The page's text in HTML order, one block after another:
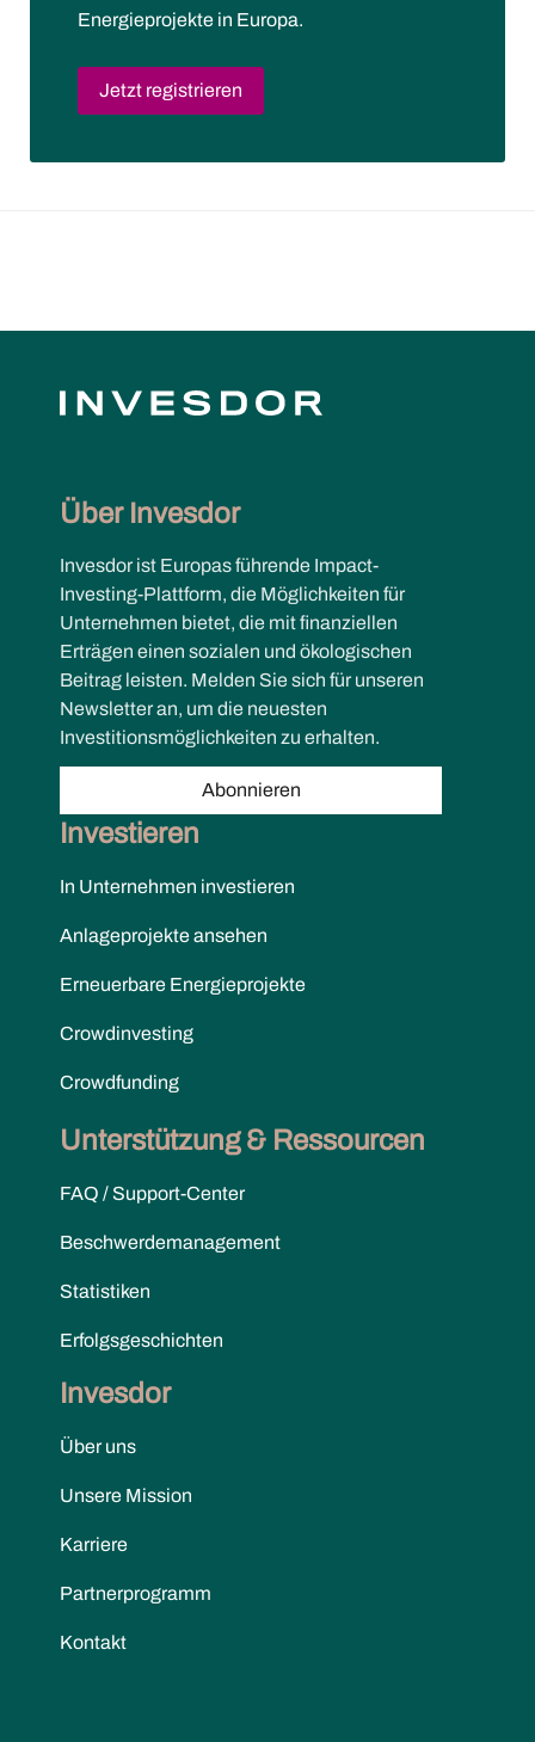
Energieprojekte in Europa.
Jetzt registrieren
Über Invesdor
Invesdor ist Europas führende Impact-
Investing-Plattform, die Möglichkeiten für
Unternehmen bietet, die mit finanziellen
Erträgen einen sozialen und ökologischen
Beitrag leisten. Melden Sie sich für unseren
Newsletter an, um die neuesten
Investitionsmöglichkeiten zu erhalten.
Abonnieren
Investieren
In Unternehmen investieren
Anlageprojekte ansehen
Erneuerbare Energieprojekte
Crowdinvesting
Crowdfunding
Unterstützung & Ressourcen
FAQ / Support-Center
Beschwerdemanagement
Statistiken
Erfolgsgeschichten
Invesdor
Über uns
Unsere Mission
Karriere
Partnerprogramm
Kontakt